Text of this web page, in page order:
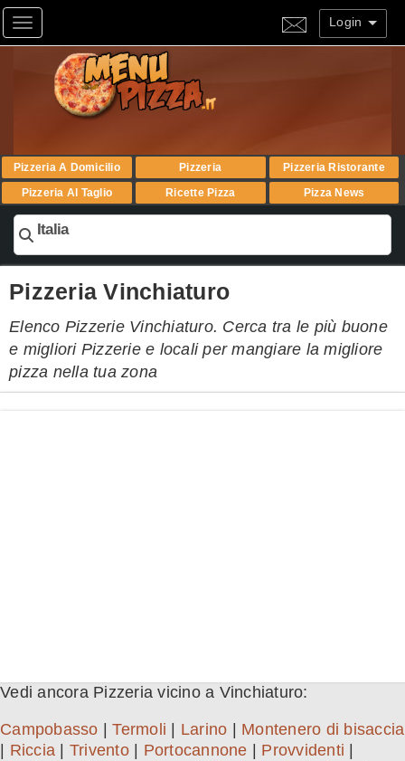
Toggle navigation Login
Pizzeria A Domicilio Pizzeria
Pizzeria Ristorante
Pizzeria Al Taglio
Ricette Pizza Pizza News
Italia
Pizzeria Vinchiaturo
Elenco Pizzerie Vinchiaturo. Cerca tra le più buone
e migliori Pizzerie e locali per mangiare la migliore
pizza nella tua zona
Vedi ancora Pizzeria vicino a Vinchiaturo:
Campobasso |Termoli Larino
Montenero di bisaccia
Riccia Trivento| Portocannone Provvidenti